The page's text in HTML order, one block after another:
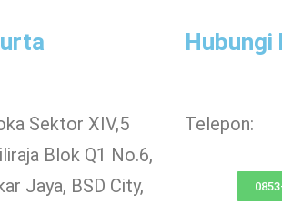
Sektor XIV,5
Blok Q1 No.6,
Jaya, BSD City,
Hubungi
Telepon: